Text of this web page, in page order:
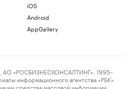
iOS
Android
AppGallery
«РОСБИЗНЕСКОНСАЛТИНГ», 1995–
информационного агентства «РБК»
средства массовой информации